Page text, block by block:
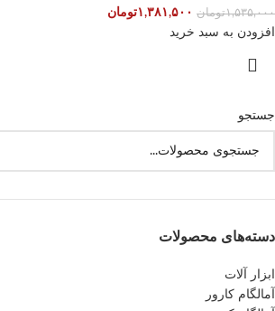
جستجو
دسته‌های محصولات
ابزار آلات
آمالگام کارور
۱,۵۳۵,۰۰۰تومان ۱,۳۸۱,۵۰۰تومان
افزودن به سبد خرید